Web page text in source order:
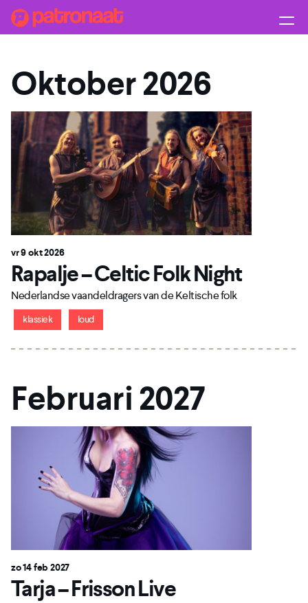
Oktober 2026
vr 9 okt 2026
Rapalje – Celtic Folk Night
Nederlandse vaandeldragers van de Keltische folk
klassiek loud
Februari 2027
zo 14 feb 2027
Tarja – Frisson Live